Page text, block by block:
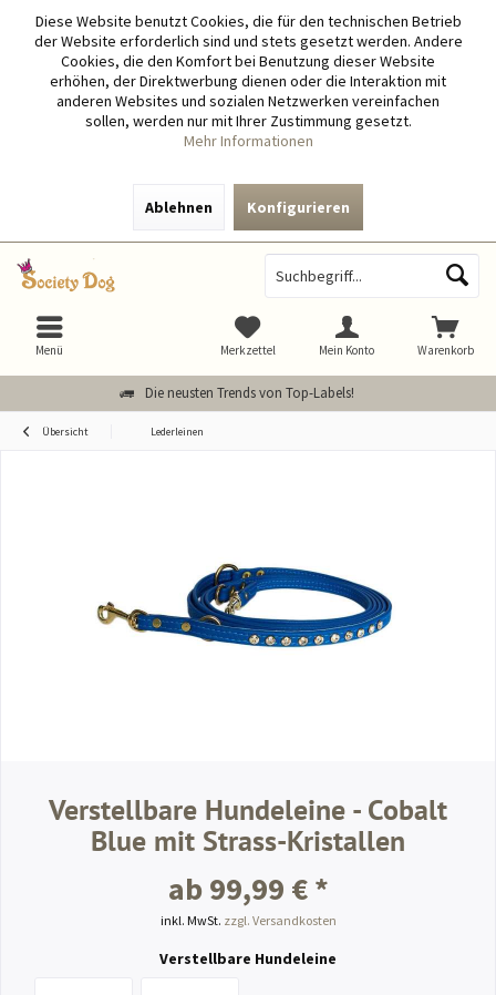
Diese Website benutzt Cookies, die für den technischen Betrieb
der Website erforderlich sind und stets gesetzt werden. Andere
Cookies, die den Komfort bei Benutzung dieser Website
erhöhen, der Direktwerbung dienen oder die Interaktion mit
anderen Websites und sozialen Netzwerken vereinfachen
sollen, werden nur mit Ihrer Zustimmung gesetzt.
Mehr Informationen
Ablehnen Konfigurieren
Die neusten Trends von Top-Labels!
Warenkorb
Merkzettel Mein Konto
Menü
Übersicht Lederleinen
Verstellbare Hundeleine - Cobalt
Blue mit Strass-Kristallen
ab 99,99 € *
inkl. MwSt. zzgl. Versandkosten
Verstellbare Hundeleine